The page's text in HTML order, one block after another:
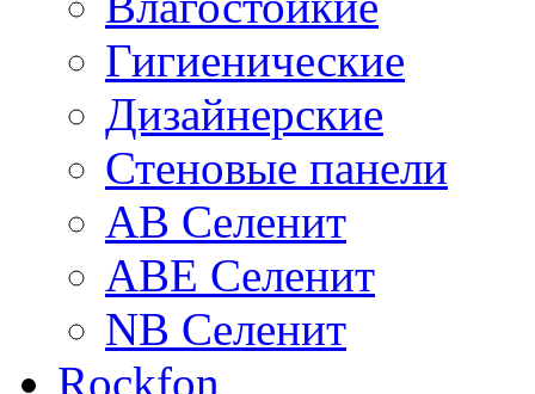
Гигиенические
Дизайнерские
Стеновые панели
AB Селенит
ABE Селенит
NB Селенит
Rockfon